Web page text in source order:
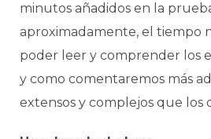
minutos añadidos en la
aproximadamente, el tiempo
poder leer y comprender los
y como comentaremos más
extensos y complejos que los